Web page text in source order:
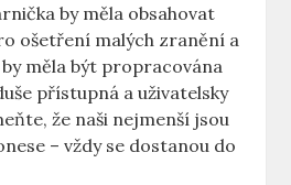
by měla obsahovat
ošetření malých zranění a
měla být propracována
přístupná a uživatelsky
že naši nejmenší jsou
– vždy se dostanou do